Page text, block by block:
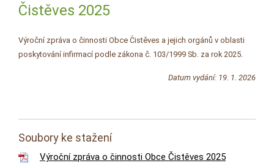
Čistěves 2025
Výroční zpráva o činnosti Obce Čistěves a jejich orgánů v oblasti
poskytování infirmací podle zákona č. 103/1999 Sb. za rok 2025.
Datum vydání: 19. 1. 2026
Soubory ke stažení
Výroční zpráva o činnosti Obce Čistěves 2025